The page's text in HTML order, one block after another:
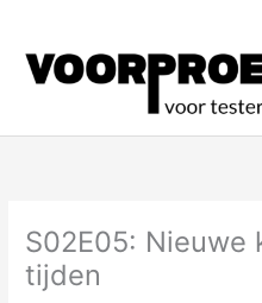
inhoud
S02E05: Nieuwe
tijden